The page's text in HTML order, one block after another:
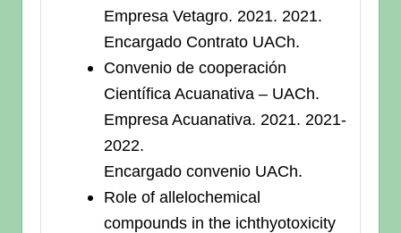
Empresa Vetagro. 2021. 2021.
Encargado Contrato UACh.
Convenio de cooperación
Científica Acuanativa – UACh.
Empresa Acuanativa. 2021. 2021-
2022.
Encargado convenio UACh.
Role of allelochemical
compounds in the ichthyotoxicity